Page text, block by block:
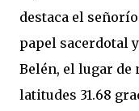
destaca el
papel sacerdotal
Belén, el lugar de
latitudes 31.68